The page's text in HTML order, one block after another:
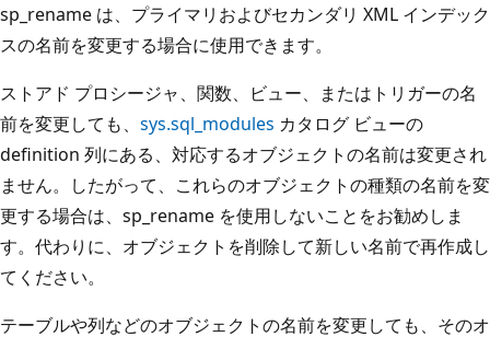
sp_rename は、プライマリおよびセカンダリ XML インデック
スの名前を変更する場合に使用できます。
ストアド プロシージャ、関数、ビュー、またはトリガーの名
前を変更しても、 sys.sql_modules カタログ ビューの
definition 列にある、対応するオブジェクトの名前は変更され
ません。したがって、これらのオブジェクトの種類の名前を変
更する場合は、sp_rename を使用しないことをお勧めしま
す。代わりに、オブジェクトを削除して新しい名前で再作成し
てください。
テーブルや列などのオブジェクトの名前を変更しても、そのオ